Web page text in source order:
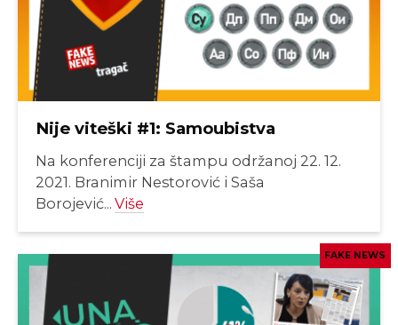
Nije viteški #1: Samoubistva
Na konferenciji za štampu održanoj 22. 12.
2021. Branimir Nestorović i Saša
Borojević... Više
FAKE NEWS